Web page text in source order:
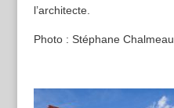
l’architecte.
Photo : Stéphane Chalmeau